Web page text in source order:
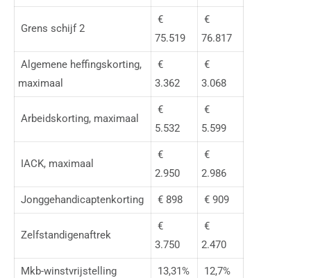
Grens schijf 2
€
75.519
€
76.817
Algemene heffingskorting,
maximaal
€
3.362
€
3.068
Arbeidskorting, maximaal
€
5.532
€
5.599
IACK, maximaal
€
2.950
€
2.986
Jonggehandicaptenkorting € 898 € 909
Zelfstandigenaftrek
€
3.750
€
2.470
Mkb-winstvrijstelling 13,31% 12,7%